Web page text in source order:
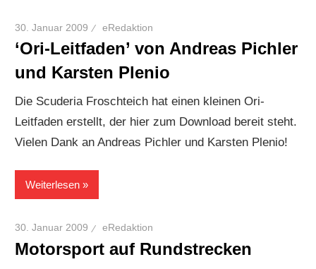
30. Januar 2009 eRedaktion
‘Ori-Leitfaden’ von Andreas Pichler
und Karsten Plenio
Die Scuderia Froschteich hat einen kleinen Ori-
Leitfaden erstellt, der hier zum Download bereit steht.
Vielen Dank an Andreas Pichler und Karsten Plenio!
Weiterlesen
30. Januar 2009 eRedaktion
Motorsport auf Rundstrecken